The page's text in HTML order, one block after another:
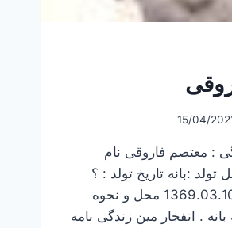
15/04/
: معتصم فاروقی نام
تولد :بانه تاریخ تولد : ؟
تاریخ جانباختن :1369.03.10 محل و نحوه
. انفجار مین زندگی نامه